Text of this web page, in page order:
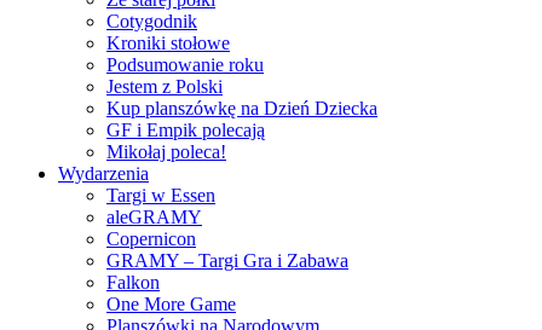
Cotygodnik
Kroniki stołowe
Podsumowanie roku
Jestem z Polski
Kup planszówkę na Dzień Dziecka
GF i Empik polecają
Mikołaj poleca!
Wydarzenia
Targi w Essen
aleGRAMY
Copernicon
GRAMY – Targi Gra i Zabawa
Falkon
One More Game
Planszówki na Narodowym